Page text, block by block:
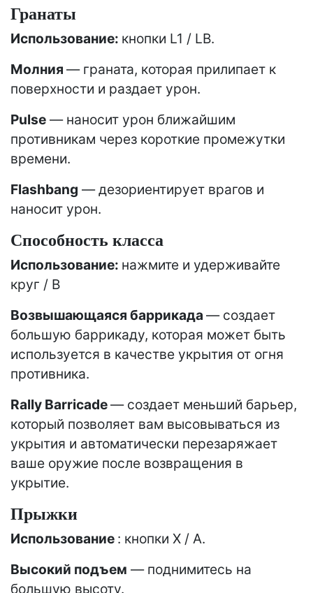
Гранаты
Использование: кнопки L1 / LB.
Молния — граната, которая прилипает к
поверхности и раздает урон.
Pulse — наносит урон ближайшим
противникам через короткие промежутки
времени.
Flashbang — дезориентирует врагов и
наносит урон.
Способность класса
Использование: нажмите и удерживайте
круг / B
Возвышающаяся баррикада — создает
большую баррикаду, которая может быть
используется в качестве укрытия от огня
противника.
Rally Barricade— создает меньший барьер,
который позволяет вам высовываться из
укрытия и автоматически перезаряжает
ваше оружие после возвращения в
укрытие.
Прыжки
Использование : кнопки X / A.
Высокий подъем — поднимитесь на
большую высоту.